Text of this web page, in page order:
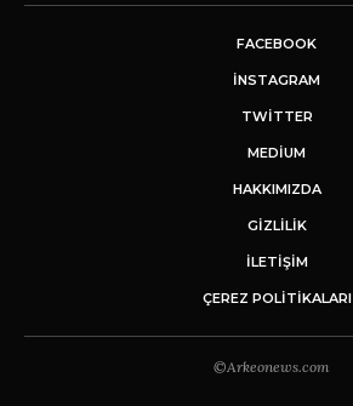
FACEBOOK
INSTAGRAM
TWITTER
MEDIUM
HAKKIMIZDA
GİZLİLİK
İLETIŞIM
ÇEREZ POLITIKALARI
©Arkeonews.com